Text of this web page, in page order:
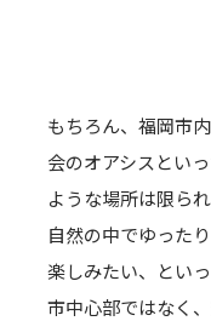
もちろん、福岡市
会のオアシスとい
ような場所は限られ
自然の中でゆった
楽しみたい、とい
市中心部ではなく